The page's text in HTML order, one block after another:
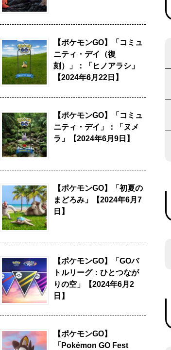
【ポケモンGO】「コミュ
ニティ・デイ（復
刻）」：「ヒノアラシ」
【2024年6月22日】
【ポケモンGO】「コミュ
ニティ・デイ」：「ヌメ
ラ」【2024年6月9日】
【ポケモンGO】「初夏の
まどろみ」【2024年6月7
日】
【ポケモンGO】「GOバ
トルリーグ：ひとつなが
りの空」【2024年6月2
日】
【ポケモンGO】
「Pokémon GO Fest